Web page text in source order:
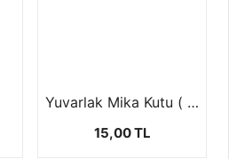
Yuvarlak Mika Kutu ( şekerlik,mumluk ) 1 ad
15,00 TL